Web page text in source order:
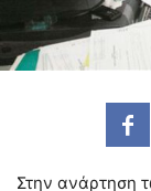
Στην ανάρτηση